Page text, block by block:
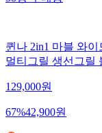
퀸나 2in1 마블 와
멀티그릴 생선그릴
129,000원
67%42,900원